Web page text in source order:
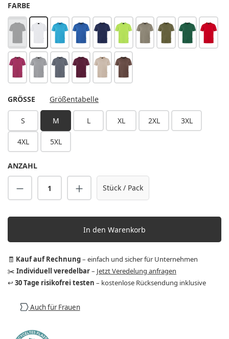
FARBE
schwarz
(Diese Option ist zurzeit nicht verfügbar.)
weiß pazifikblaukönigsblaumarine kiwi salbei moosgrünwaldgrün
rot
fuchsia platingrauanthrazitaubergine
sand hellbraun
GRÖSSE AUSWÄHLEN
Größentabelle
S M L XL 2XL 3XL
4XL 5XL
ANZAHL
Produkt Anzahl: Gib den gewünschten
Stück / Pack
In den Warenkorb
🧾 Kauf auf Rechnung– einfach und sicher für Unternehmen
✂️ Individuell veredelbar– Jetzt Veredelung anfragen
↩️ 30 Tage risikofrei testen – kostenlose Rücksendung inklusive
Auch für Frauen